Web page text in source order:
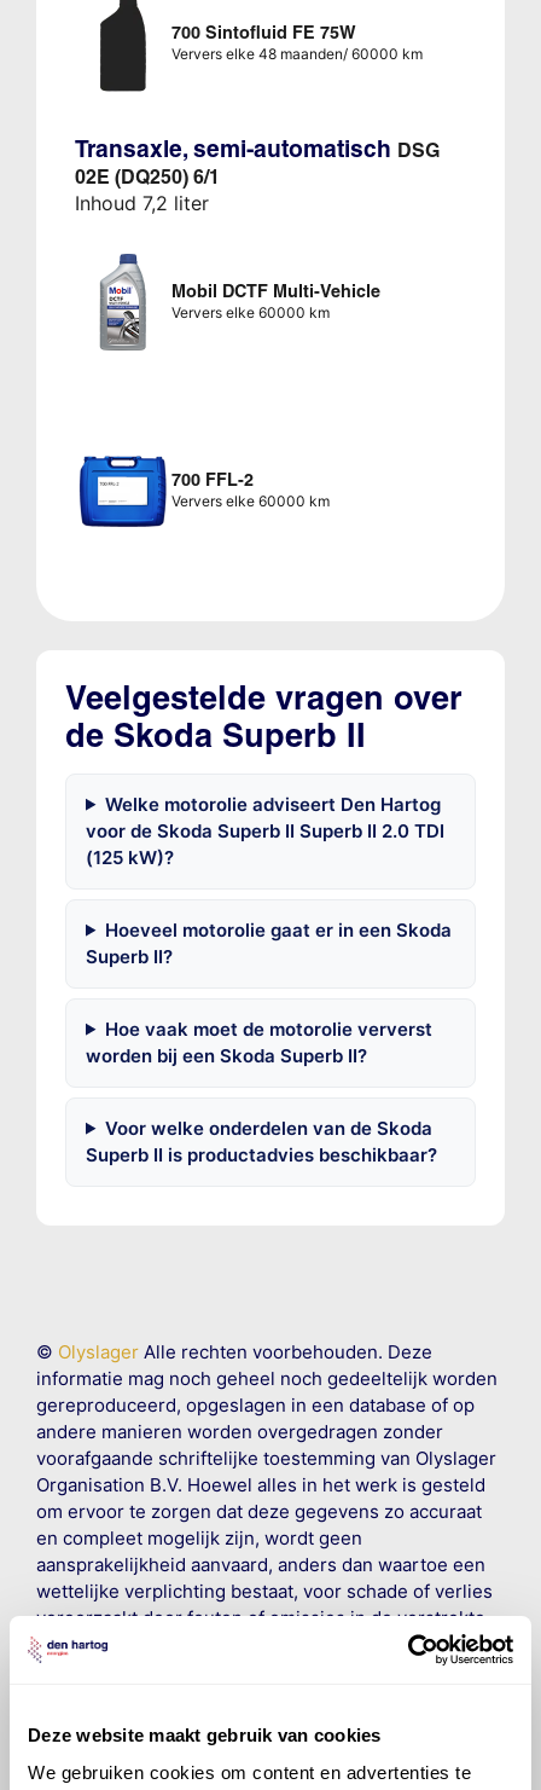
Deze website maakt gebruik van cookies
We gebruiken cookies om content en advertenties te
700 Sintofluid FE 75W
Ververs elke 48 maanden/ 60000 km
Transaxle, semi-automatisch DSG
02E (DQ250) 6/1
Inhoud 7,2 liter
Mobil DCTF Multi-Vehicle
Ververs elke 60000 km
700 FFL-2
Ververs elke 60000 km
Veelgestelde vragen over
de Skoda Superb II
Welke motorolie adviseert Den Hartog
voor de Skoda Superb II Superb II 2.0 TDI
(125 kW)?
Hoeveel motorolie gaat er in een Skoda
Superb II?
Hoe vaak moet de motorolie ververst
worden bij een Skoda Superb II?
Voor welke onderdelen van de Skoda
Superb II is productadvies beschikbaar?
© OlyslagerAlle rechten voorbehouden. Deze
informatie mag noch geheel noch gedeeltelijk worden
gereproduceerd, opgeslagen in een database of op
andere manieren worden overgedragen zonder
voorafgaande schriftelijke toestemming van Olyslager
Organisation B.V. Hoewel alles in het werk is gesteld
om ervoor te zorgen dat deze gegevens zo accuraat
en compleet mogelijk zijn, wordt geen
aansprakelijkheid aanvaard, anders dan waartoe een
wettelijke verplichting bestaat, voor schade of verlies
veroorzaakt door fouten of omissies in de verstrekte
informatie. Door deze olieaanbevelingsinformatie te
raadplegen en te gebruiken erkent de gebruiker dat
om de vereiste onderhoudswerkzaamheden op een
veilige en verantwoorde manier uit te voeren. Hij/zij
vrijwaart en indemniseert de uitgever enDen Hartog